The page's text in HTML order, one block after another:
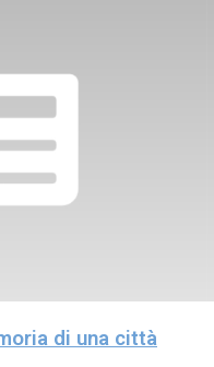
di una città